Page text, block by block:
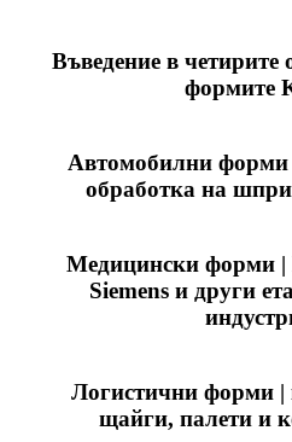
Въведение в четирите
формите
Автомобилни форми
обработка на
Медицински форми |
Siemens и други
Логистични форми |
щайги, палети и